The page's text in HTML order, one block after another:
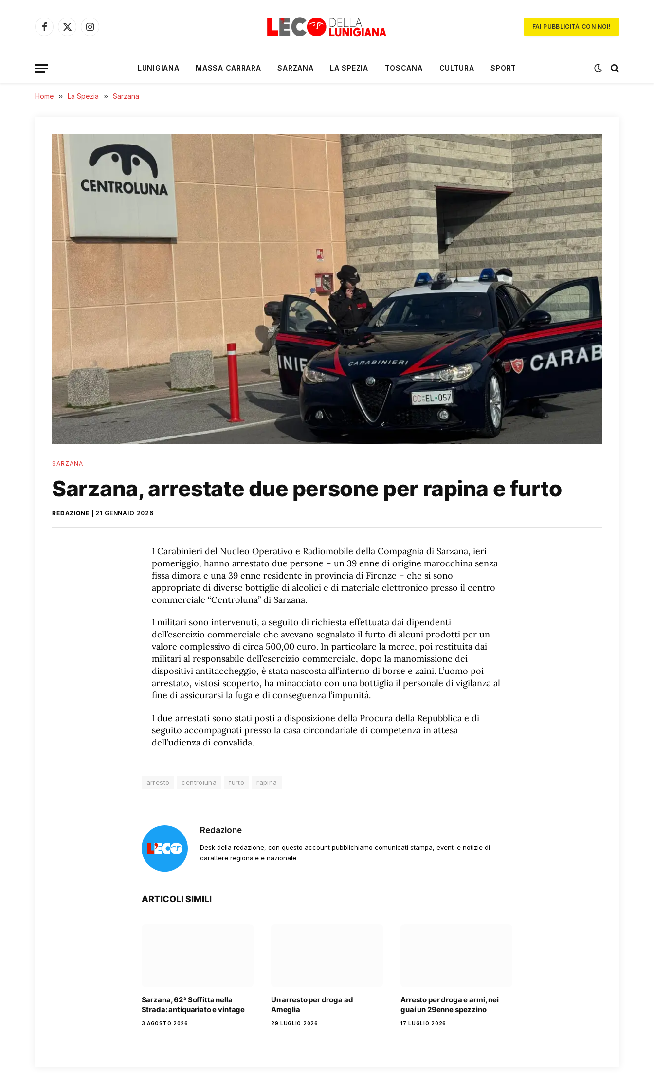
Facebook
X
Instagram
FAI PUBBLICITÀ CON NOI!
LUNIGIANA MASSA CARRARA SARZANA LA SPEZIA TOSCANA CULTURA SPORT
Home » La Spezia » Sarzana
SARZANA
Sarzana, arrestate due persone per rapina e furto
REDAZIONE 21 GENNAIO 2026
I Carabinieri del Nucleo Operativo e Radiomobile della Compagnia di Sarzana, ieri
pomeriggio, hanno arrestato due persone – un 39 enne di origine marocchina senza
fissa dimora e una 39 enne residente in provincia di Firenze – che si sono
appropriate di diverse bottiglie di alcolici e di materiale elettronico presso il centro
commerciale “Centroluna” di Sarzana.
I militari sono intervenuti, a seguito di richiesta effettuata dai dipendenti
dell’esercizio commerciale che avevano segnalato il furto di alcuni prodotti per un
valore complessivo di circa 500,00 euro. In particolare la merce, poi restituita dai
militari al responsabile dell’esercizio commerciale, dopo la manomissione dei
dispositivi antitaccheggio, è stata nascosta all’interno di borse e zaini. L’uomo poi
arrestato, vistosi scoperto, ha minacciato con una bottiglia il personale di vigilanza al
fine di assicurarsi la fuga e di conseguenza l’impunità.
I due arrestati sono stati posti a disposizione della Procura della Repubblica e di
seguito accompagnati presso la casa circondariale di competenza in attesa
dell’udienza di convalida.
arresto centroluna furto rapina
Redazione
Desk della redazione, con questo account pubblichiamo comunicati stampa, eventi e notizie di
carattere regionale e nazionale
ARTICOLI SIMILI
Sarzana, 62ª Soffitta nella
Strada: antiquariato e vintage
3 AGOSTO 2026
Un arresto per droga ad
Ameglia
29 LUGLIO 2026
Arresto per droga e armi, nei
guai un 29enne spezzino
17 LUGLIO 2026